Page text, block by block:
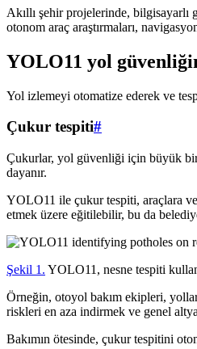
Akıllı şehir projelerinde, bilgisayarlı
otonom araç araştırmaları,
YOLO11 yol
Yol izlemeyi otomatize ederek ve
Çukur tespiti#
Çukurlar, yol güvenliği için büyük bir
dayanır.
YOLO11 ile çukur tespiti, araçlara
etmek üzere eğitilebilir, bu da
Şekil 1. YOLO11, nesne tespiti
Örneğin, otoyol bakım ekipleri,
riskleri en aza indirmek ve genel
Bakımın ötesinde, çukur tespitini